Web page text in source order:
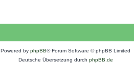
Powered by phpBB® Forum Software © phpBB Limited
Deutsche Übersetzung durch phpBB.de